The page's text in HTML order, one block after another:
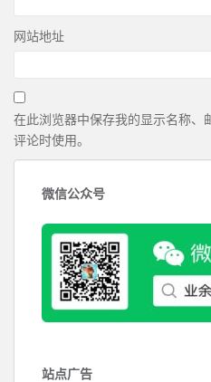
网站地址
在此浏览器中保存我的显示名称、
评论时使用。
微信公众号
站点广告